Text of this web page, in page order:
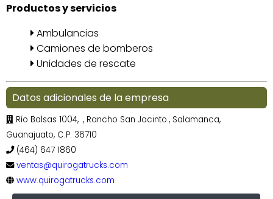
Productos y servicios
Ambulancias
Camiones de bomberos
Unidades de rescate
Datos adicionales de la empresa
Río Balsas 1004, ., Rancho San Jacinto., Salamanca,
Guanajuato, C.P. 36710
(464) 647 1860
ventas@quirogatrucks.com
www.quirogatrucks.com